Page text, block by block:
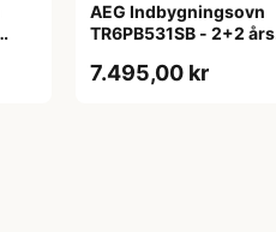
AEG Indbygningsovn
TR6PB531SB - 2+2 års
7.495,00 kr